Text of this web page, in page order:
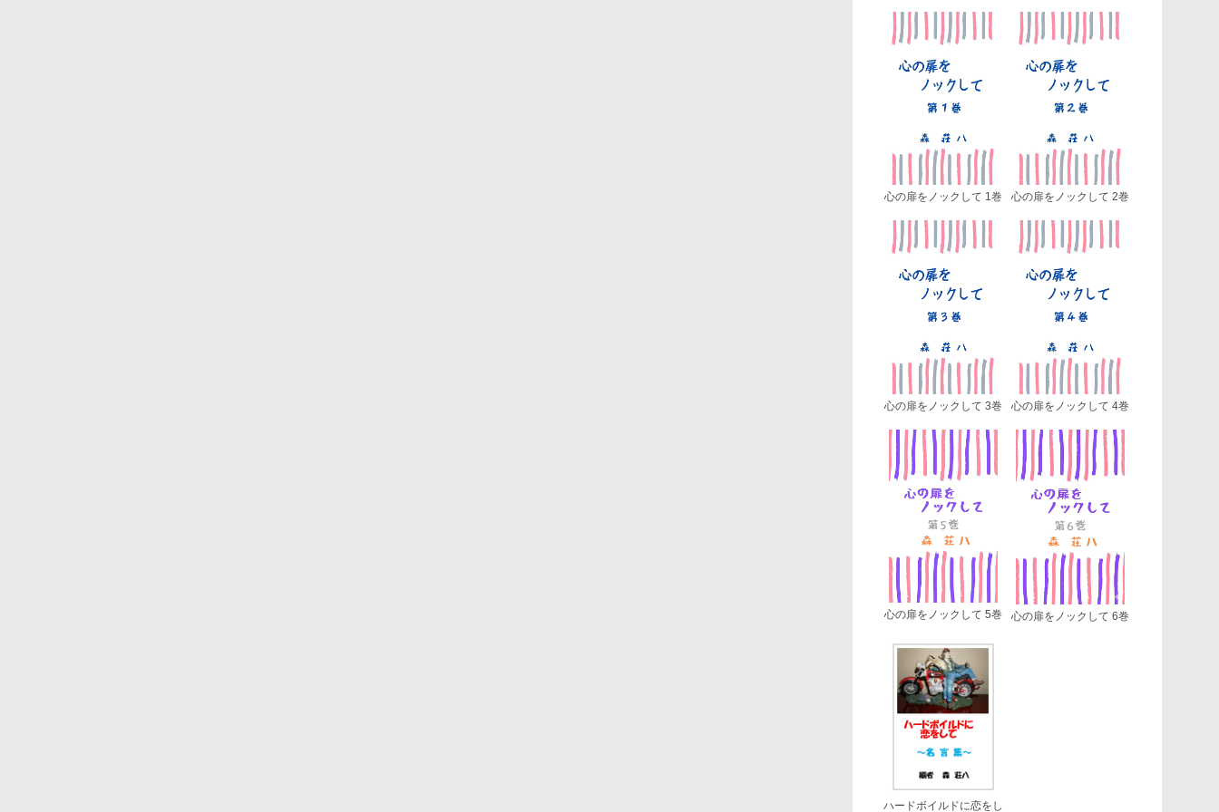
心の扉をノックして 1巻 心の扉をノックして 2巻
心の扉をノックして 3巻 心の扉をノックして 4巻
心の扉をノックして 5巻 心の扉をノックして 6巻
ハードボイルドに恋をし